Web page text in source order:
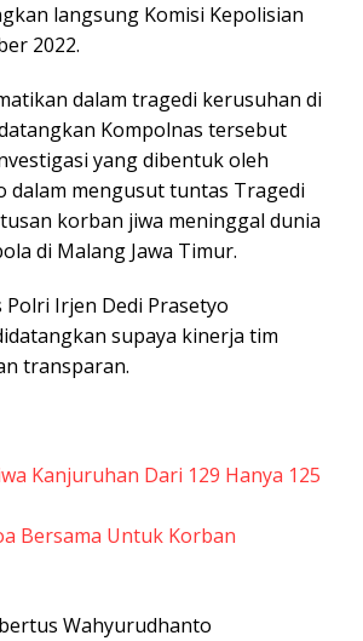
langsung Komisi Kepolisian
2022.
dalam tragedi kerusuhan di
Kompolnas tersebut
yang dibentuk oleh
dalam mengusut tuntas Tragedi
korban jiwa meninggal dunia
di Malang Jawa Timur.
Polri Irjen Dedi Prasetyo
supaya kinerja tim
transparan.
Kanjuruhan Dari 129 Hanya 125
Bersama Untuk Korban
Wahyurudhanto